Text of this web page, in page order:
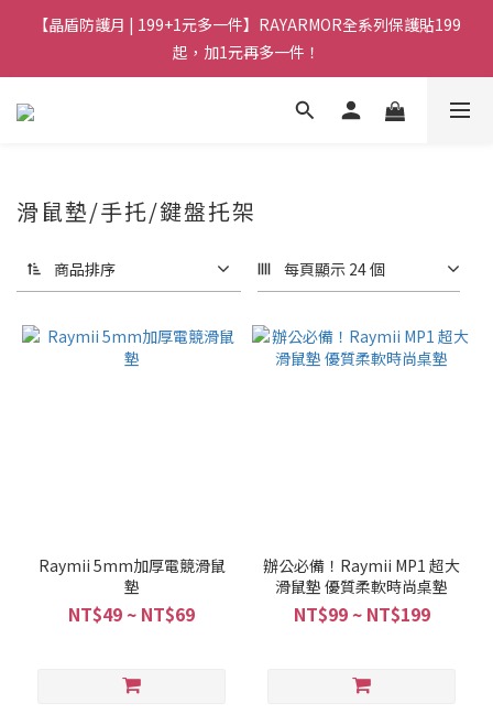
【晶盾防護月 | 199+1元多一件】RAYARMOR全系列保護貼199
起，加1元再多一件！
滑鼠墊/手托/鍵盤托架
商品排序 每頁顯示 24 個
Raymii 5mm加厚電競滑鼠
墊
NT$49 ~ NT$69
辦公必備！Raymii MP1 超大
滑鼠墊 優質柔軟時尚桌墊
NT$99 ~ NT$199